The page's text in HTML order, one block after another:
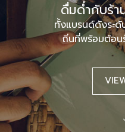
ดื่มด่ำกับร้า
ทั้งแบรนด์ดังระ
ถิ่นที่พร้อมต้อน